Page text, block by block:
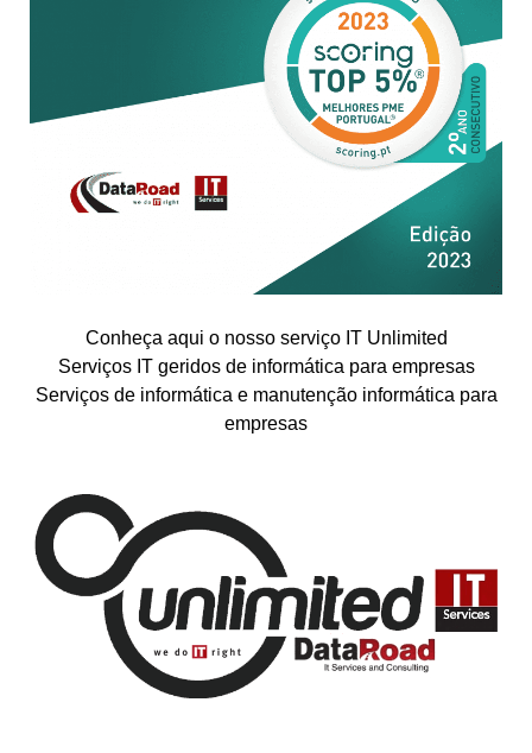
Conheça aqui o nosso serviço IT Unlimited
Serviços IT geridos de informática para empresas
Serviços de informática e manutenção informática para
empresas